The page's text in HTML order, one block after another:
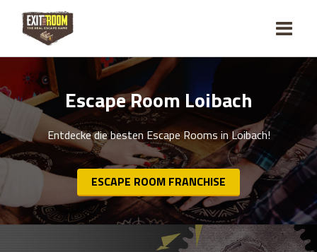
Escape Room Loibach
Entdecke die besten Escape Rooms in Loibach!
ESCAPE ROOM FRANCHISE